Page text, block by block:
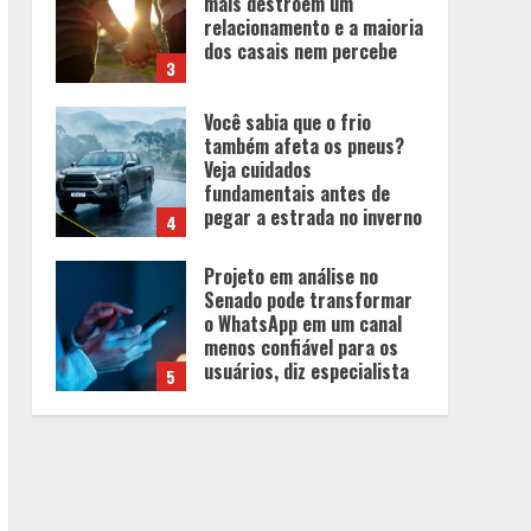
3
relacionamento e a maioria
dos casais nem percebe
4
Você sabia que o frio
também afeta os pneus?
Veja cuidados
fundamentais antes de
pegar a estrada no inverno
5
Projeto em análise no
Senado pode transformar
o WhatsApp em um canal
menos confiável para os
usuários, diz especialista